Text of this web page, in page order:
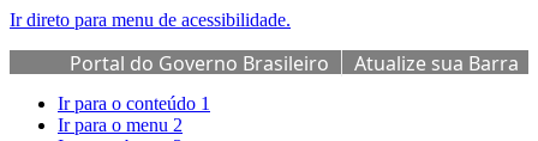
Ir direto para menu de acessibilidade.
Portal do Governo Brasileiro
Atualize sua Barra
de Governo
Ir para o conteúdo 1
Ir para o menu 2